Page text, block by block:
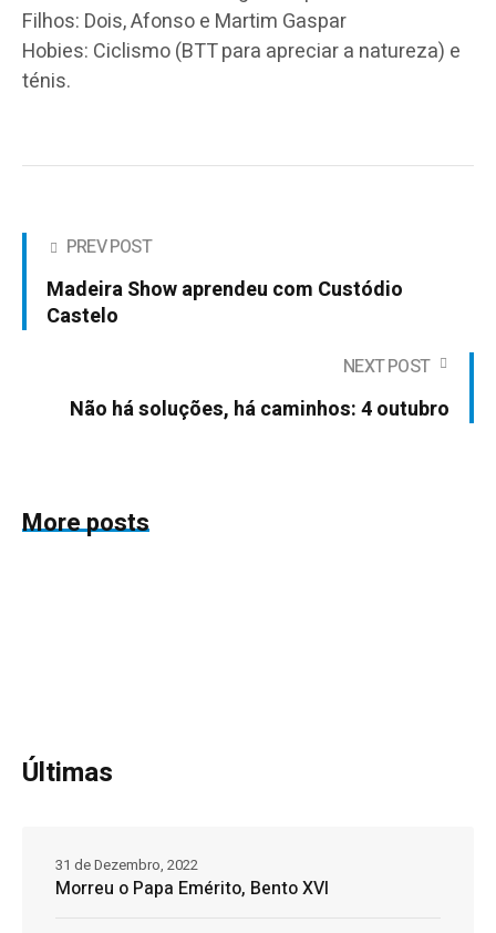
Filhos: Dois, Afonso e Martim Gaspar
Hobies: Ciclismo (BTT para apreciar a natureza) e
ténis.
PREV POST
Madeira Show aprendeu com Custódio
Castelo
NEXT POST
Não há soluções, há caminhos: 4 outubro
More posts
Últimas
Morreu o Papa Emérito, Bento XVI
31 de Dezembro, 2022